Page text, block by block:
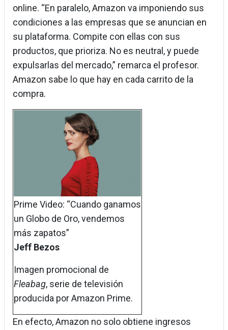
online. “En paralelo, Amazon va imponiendo sus
condiciones a las empresas que se anuncian en
su plataforma. Compite con ellas con sus
productos, que prioriza. No es neutral, y puede
expulsarlas del mercado,” remarca el profesor.
Amazon sabe lo que hay en cada carrito de la
compra.
Prime Video: “Cuando ganamos
un Globo de Oro, vendemos
más zapatos”
Jeff Bezos
Imagen promocional de
Fleabag, serie de televisión
producida por Amazon Prime.
En efecto, Amazon no solo obtiene ingresos